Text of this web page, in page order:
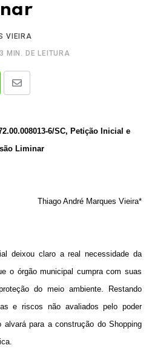
VIEIRA
3 MIN. DE LEITURA
Share
6/SC, Petição Inicial e
Liminar
Thiago André Marques Vieira*
deixou claro a real necessidade da
o órgão municipal cumpra com suas
do meio ambiente. Restando
e riscos não avaliados pelo poder
para a construção do Shopping